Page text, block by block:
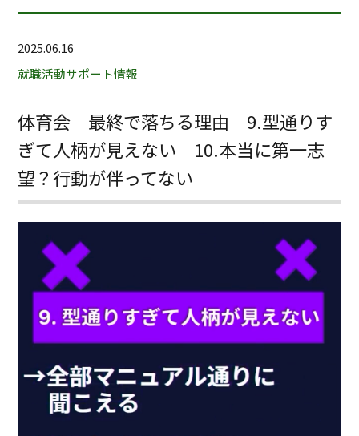
2025.06.16
就職活動サポート情報
体育会 最終で落ちる理由 9.型通りす
ぎて人柄が見えない 10.本当に第一志
望？行動が伴ってない